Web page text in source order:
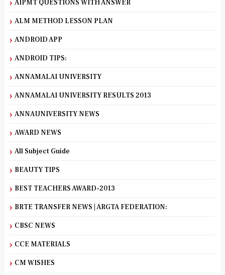
AIPMT QUESTIONS WITH ANSWER
ALM METHOD LESSON PLAN
ANDROID APP
ANDROID TIPS:
ANNAMALAI UNIVERSITY
ANNAMALAI UNIVERSITY RESULTS 2013
ANNAUNIVERSITY NEWS
AWARD NEWS
All Subject Guide
BEAUTY TIPS
BEST TEACHERS AWARD-2013
BRTE TRANSFER NEWS | ARGTA FEDERATION:
CBSC NEWS
CCE MATERIALS
CM WISHES